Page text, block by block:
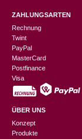
ZAHLUNGSARTEN
Rechnung
Twint
PayPal
MasterCard
Postfinance
Visa
ÜBER UNS
Konzept
Produkte